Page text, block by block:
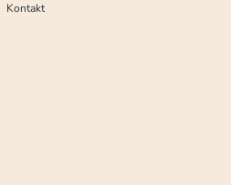
Kontakt